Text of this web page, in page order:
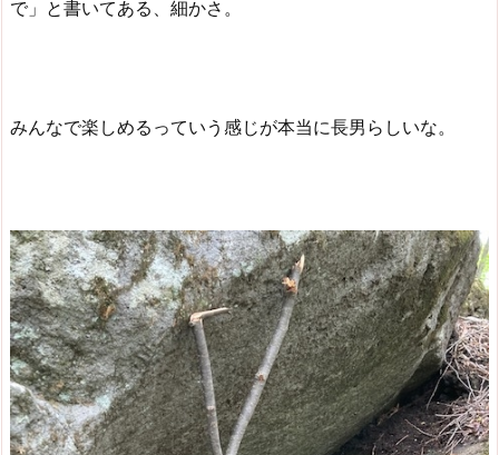
で」と書いてある、細かさ。
みんなで楽しめるっていう感じが本当に長男らしいな。